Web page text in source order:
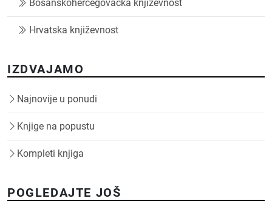
Bosanskohercegovačka književnost
Hrvatska književnost
IZDVAJAMO
Najnovije u ponudi
Knjige na popustu
Kompleti knjiga
POGLEDAJTE JOŠ